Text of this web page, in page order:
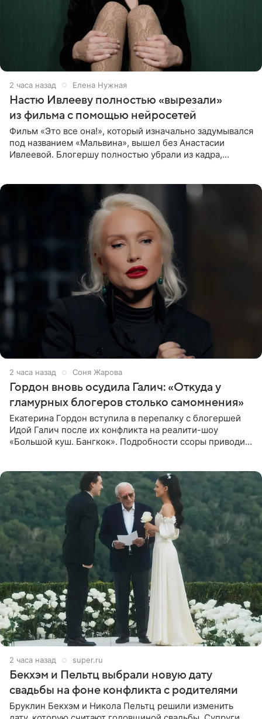
2 часа назад Елена Нужная
Настю Ивлееву полностью «вырезали»
из фильма с помощью нейросетей
Фильм «Это все она!», который изначально задумывался
под названием «Мальвина», вышел без Анастасии
Ивлеевой. Блогершу полностью убрали из кадра,
2 часа назад Соня Жарова
Гордон вновь осудила Галич: «Откуда у
гламурных блогеров столько самомнения»
Екатерина Гордон вступила в перепалку с блогершей
Идой Галич после их конфликта на реалити-шоу
«Большой куш. Бангкок». Подробности ссоры приводит
2 часа назад super.ru
Бекхэм и Пельтц выбрали новую дату
свадьбы на фоне конфликта с родителями
Бруклин Бекхэм и Никола Пельтц решили изменить